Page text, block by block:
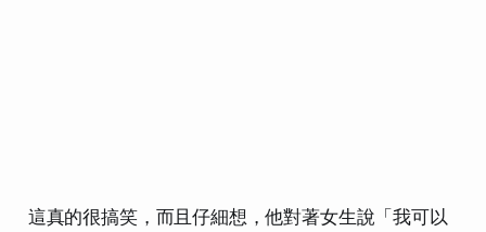
這真的很搞笑，而且仔細想，他對著女生說「我可以